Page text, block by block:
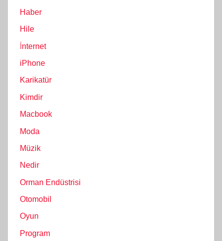
Haber
Hile
İnternet
iPhone
Karikatür
Kimdir
Macbook
Moda
Müzik
Nedir
Orman Endüstrisi
Otomobil
Oyun
Program